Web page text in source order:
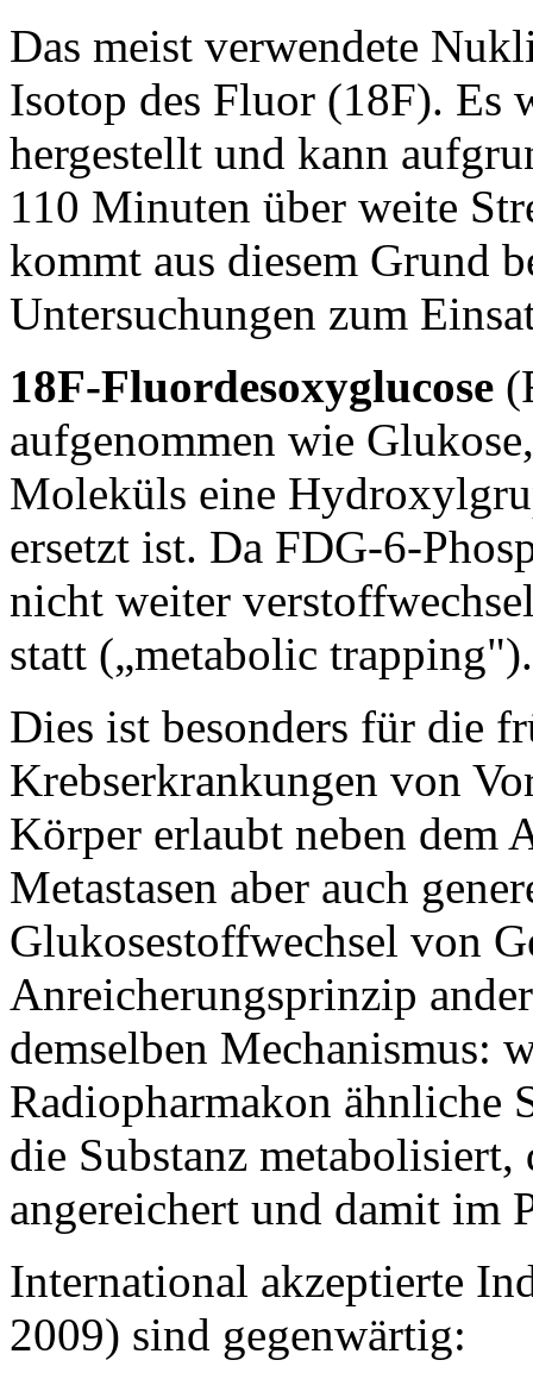
Das meist verwendete
Isotop des Fluor (18F).
hergestellt und kann
110 Minuten über weite
kommt aus diesem Grund
Untersuchungen zum
18F-Fluordesoxyglucose
aufgenommen wie
Moleküls eine
ersetzt ist. Da FDG-6-
nicht weiter
statt („metabolic trapping").
Dies ist besonders für die
Krebserkrankungen von
Körper erlaubt neben dem
Metastasen aber auch
Glukosestoffwechsel von
Anreicherungsprinzip
demselben Mechanismus:
Radiopharmakon ähnliche
die Substanz
angereichert und damit im
International akzeptierte
2009) sind gegenwärtig: